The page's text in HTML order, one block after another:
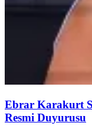
Ebrar Karakurt
Resmi Duyurusu